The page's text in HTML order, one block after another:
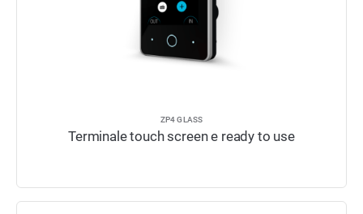
ZP4 GLASS
Terminale touch screen e ready to use